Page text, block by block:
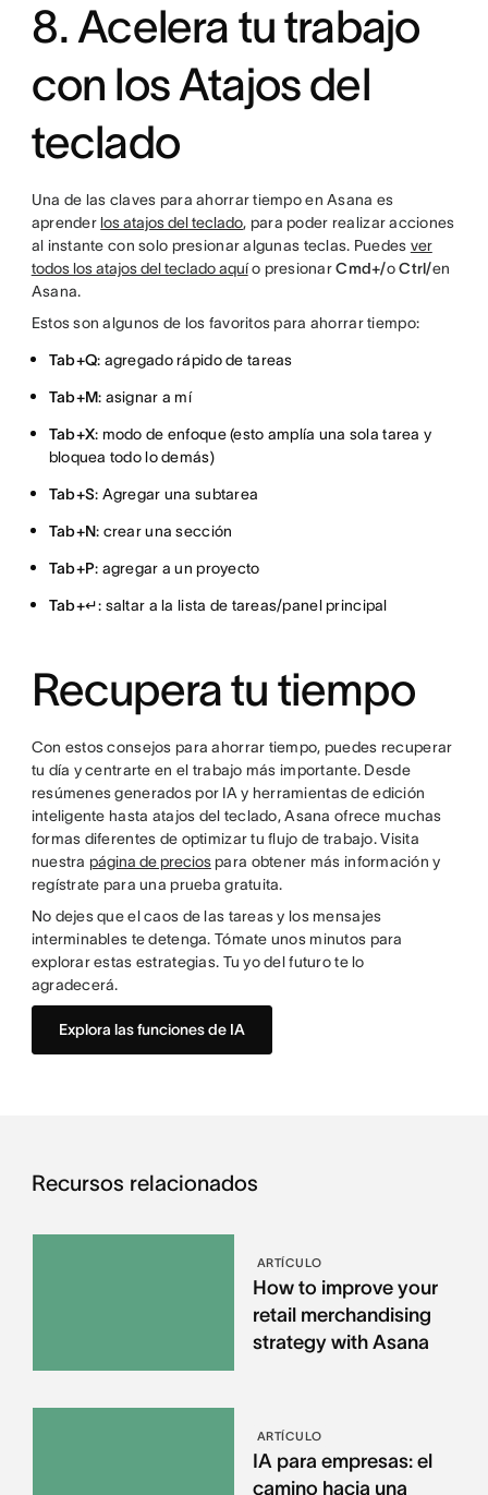
8. Acelera tu trabajo
con los Atajos del
teclado
Una de las claves para ahorrar tiempo en Asana es
aprender los atajos del teclado, para poder realizar acciones
al instante con solo presionar algunas teclas. Puedes ver
todos los atajos del teclado aquío presionarCmd+/oCtrl/en
Asana.
Estos son algunos de los favoritos para ahorrar tiempo:
Tab+Q: agregado rápido de tareas
Tab+M: asignar a mí
Tab+X: modo de enfoque (esto amplía una sola tarea y
bloquea todo lo demás)
Tab+S: Agregar una subtarea
Tab+N: crear una sección
Tab+P: agregar a un proyecto
Tab+↵: saltar a la lista de tareas/panel principal
Recupera tu tiempo
Con estos consejos para ahorrar tiempo, puedes recuperar
tu día y centrarte en el trabajo más importante. Desde
resúmenes generados por IA y herramientas de edición
inteligente hasta atajos del teclado, Asana ofrece muchas
formas diferentes de optimizar tu flujo de trabajo. Visita
nuestra página de preciospara obtener más información y
regístrate para una prueba gratuita.
No dejes que el caos de las tareas y los mensajes
interminables te detenga. Tómate unos minutos para
explorar estas estrategias. Tu yo del futuro te lo
agradecerá.
Explora las funciones de IA
Recursos relacionados
ARTÍCULO
How to improve your
retail merchandising
strategy with Asana
ARTÍCULO
IA para empresas: el
camino hacia una